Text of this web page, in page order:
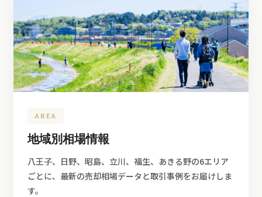
AREA
地域別相場情報
八王子、日野、昭島、立川、福生、あきる野の6エリア
ごとに、最新の売却相場データと取引事例をお届けしま
す。